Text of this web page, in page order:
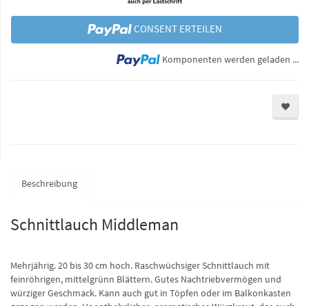
CONSENT ERTEILEN
Komponenten werden geladen ...
Beschreibung
Schnittlauch Middleman
Mehrjährig. 20 bis 30 cm hoch. Raschwüchsiger Schnittlauch mit
feinröhrigen, mittelgrünn Blättern. Gutes Nachtriebvermögen und
würziger Geschmack. Kann auch gut in Töpfen oder im Balkonkasten